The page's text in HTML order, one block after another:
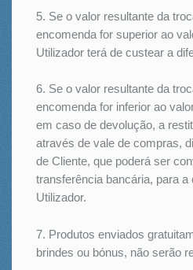
5. Se o valor resultante da
encomenda for superior ao
Utilizador terá de custear a
6. Se o valor resultante da
encomenda for inferior ao
em caso de devolução, a
através de vale de compras,
de Cliente, que poderá ser
transferência bancária, para a
Utilizador.
7. Produtos enviados
brindes ou bónus, não serão